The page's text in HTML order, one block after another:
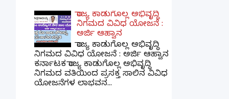
ರಾಜ್ಯ ಕಾಡುಗೊಲ್ಲ ಅಭಿವೃದ್ಧಿ
ನಿಗಮದ ವಿವಿಧ ಯೋಜನೆ :
ಅರ್ಜಿ ಆಹ್ವಾನ
ರಾಜ್ಯ ಕಾಡುಗೊಲ್ಲ ಅಭಿವೃದ್ಧಿ
ನಿಗಮದ ವಿವಿಧ ಯೋಜನೆ : ಅರ್ಜಿ ಆಹ್ವಾನ
ಕರ್ನಾಟಕ ರಾಜ್ಯ ಕಾಡುಗೊಲ್ಲ ಅಭಿವೃದ್ಧಿ
ನಿಗಮದ ವತಿಯಿಂದ ಪ್ರಸಕ್ತ ಸಾಲಿನ ವಿವಿಧ
ಯೋಜನೆಗಳ ಲಾಭವನ...